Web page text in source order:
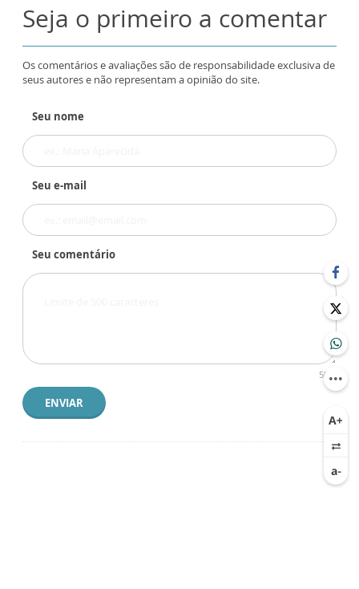
Seja o primeiro a comentar
Os comentários e avaliações são de responsabilidade exclusiva de
seus autores e não representam a opinião do site.
Seu nome
Seu e-mail
Seu comentário
500
ENVIAR